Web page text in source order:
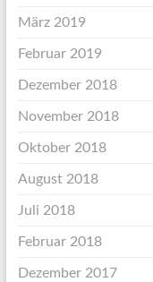
März 2019
Februar 2019
Dezember 2018
November 2018
Oktober 2018
August 2018
Juli 2018
Februar 2018
Dezember 2017